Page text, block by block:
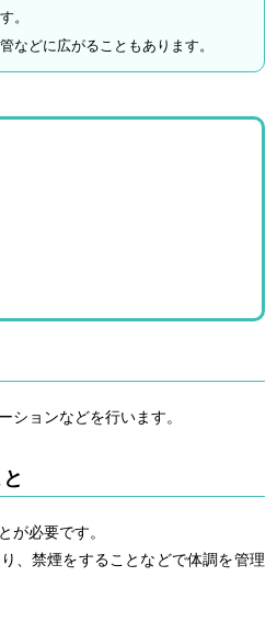
。
などに広がることもあります。
ションなどを行います。
が必要です。
、禁煙をすることなどで体調を管理